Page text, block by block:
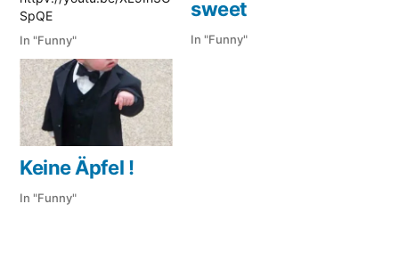
SpQE
In "Funny"
sweet
In "Funny"
Keine Äpfel !
In "Funny"